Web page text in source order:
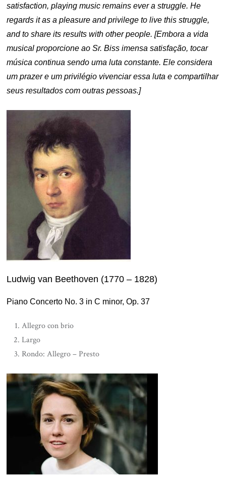
satisfaction, playing music remains ever a struggle. He
regards it as a pleasure and privilege to live this struggle,
and to share its results with other people. [Embora a vida
musical proporcione ao Sr. Biss imensa satisfação, tocar
música continua sendo uma luta constante. Ele considera
um prazer e um privilégio vivenciar essa luta e compartilhar
seus resultados com outras pessoas.]
Ludwig van Beethoven (1770 – 1828)
Piano Concerto No. 3 in C minor, Op. 37
Allegro con brio
Largo
Rondo: Allegro – Presto